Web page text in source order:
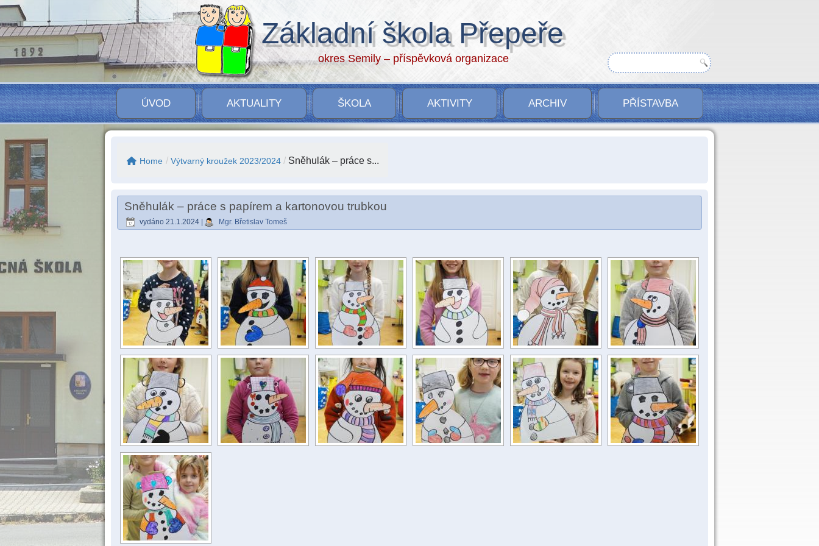
Základní škola Přepeře
okres Semily – příspěvková organizace
ÚVOD AKTUALITY ŠKOLA AKTIVITY ARCHIV PŘÍSTAVBA
Home / Výtvarný kroužek 2023/2024 / Sněhulák – práce s...
Sněhulák – práce s papírem a kartonovou trubkou
vydáno 21.1.2024 Mgr. Břetislav Tomeš